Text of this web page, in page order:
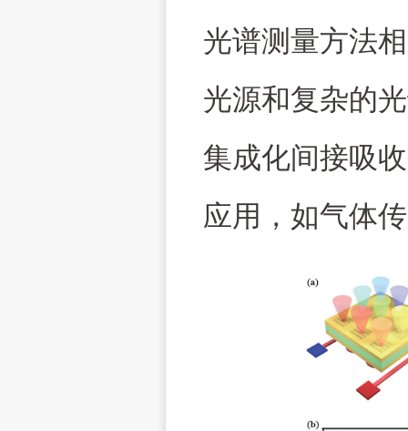
光谱测量方法
光源和复杂的
集成化间接吸
应用，如气体